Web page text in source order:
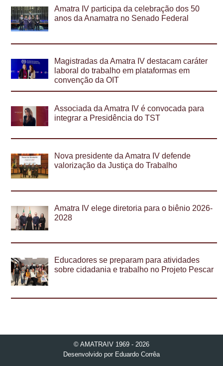
Amatra IV participa da celebração dos 50
anos da Anamatra no Senado Federal
Magistradas da Amatra IV destacam caráter
laboral do trabalho em plataformas em
convenção da OIT
Associada da Amatra IV é convocada para
integrar a Presidência do TST
Nova presidente da Amatra IV defende
valorização da Justiça do Trabalho
Amatra IV elege diretoria para o biênio 2026-
2028
Educadores se preparam para atividades
sobre cidadania e trabalho no Projeto Pescar
© AMATRAIV 1969 - 2026
Desenvolvido por Eduardo Corrêa